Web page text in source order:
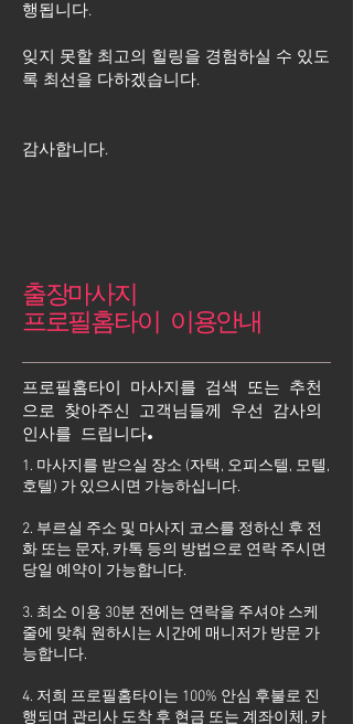
행됩니다.
잊지 못할 최고의 힐링을 경험하실 수 있도
록 최선을 다하겠습니다.
​감사합니다.
출장마사지
프로필홈타이 이용안내
프로필홈타이 마사지를 검색 또는 추천
으로 찾아주신 고객님들께 우선 감사의
인사를 드립니다.
1. 마사지를 받으실 장소 (자택, 오피스텔, 모텔,
호텔) 가 있으시면 가능하십니다.
2. 부르실 주소 및 마사지 코스를 정하신 후 전
화 또는 문자, 카톡 등의 방법으로 연락 주시면
당일 예약이 가능합니다.
3. 최소 이용 30분 전에는 연락을 주셔야 스케
줄에 맞춰 원하시는 시간에 매니저가 방문 가
능합니다.
4. 저희 프로필홈타이는 100% 안심 후불로 진
행되며 관리사 도착 후 현금 또는 계좌이체, 카